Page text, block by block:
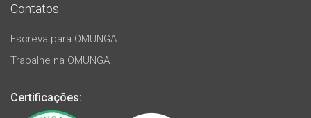
Contatos
Escreva para OMUNGA
Trabalhe na OMUNGA
Certificações: